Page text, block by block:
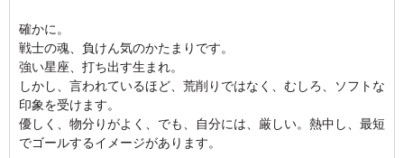
確かに。
戦士の魂、負けん気のかたまりです。
強い星座、打ち出す生まれ。
しかし、言われているほど、荒削りではなく、むしろ、ソフトな
印象を受けます。
優しく、物分りがよく、でも、自分には、厳しい。熱中し、最短
でゴールするイメージがあります。